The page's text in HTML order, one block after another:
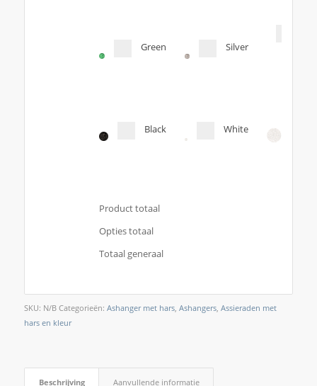
Green Silver
Black White
Product totaal
Opties totaal
Totaal generaal
SKU: N/B Categorieën: Ashanger met hars, Ashangers, Assieraden met
hars en kleur
Beschrijving Aanvullende informatie